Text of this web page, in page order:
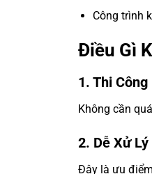
Công trình
Điều Gì
1. Thi
Không cần
2. Dễ Xử
Đây là ưu